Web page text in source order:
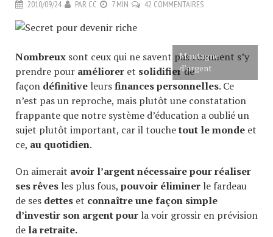
2010/09/24 PAR CC 7 MIN 42 COMMENTAIRES
Montagne
d’argent
Nombreux sont ceux qui ne savent pas comment s’y
prendre pour améliorer et solidifierde
façon définitive leursfinances personnelles. Ce
n’est pas un reproche, mais plutôt une constatation
frappante que notre système d’éducation a oublié un
sujet plutôt important, car il touchetout le monde et
ce, au quotidien.
On aimerait avoir l’argent nécessaire pour réaliser
ses rêves les plus fous, pouvoir éliminer le fardeau
de ses dettes et connaître une façon simple
d’investir son argent pour la voir grossir en prévision
de la retraite.